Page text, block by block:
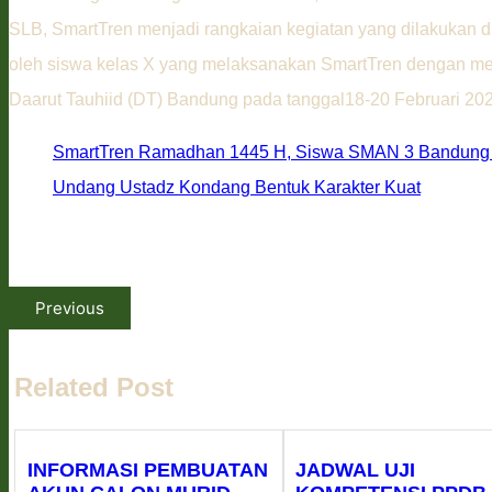
SLB, SmartTren menjadi rangkaian kegiatan yang dilakukan
oleh siswa kelas X yang melaksanakan SmartTren dengan
Daarut Tauhiid (DT) Bandung pada tanggal18-20 Februari
SmartTren Ramadhan 1445 H, Siswa SMAN 3
Undang Ustadz Kondang Bentuk Karakter Kuat
Previous
Related Post
INFORMASI PEMBUATAN
JADWAL UJI